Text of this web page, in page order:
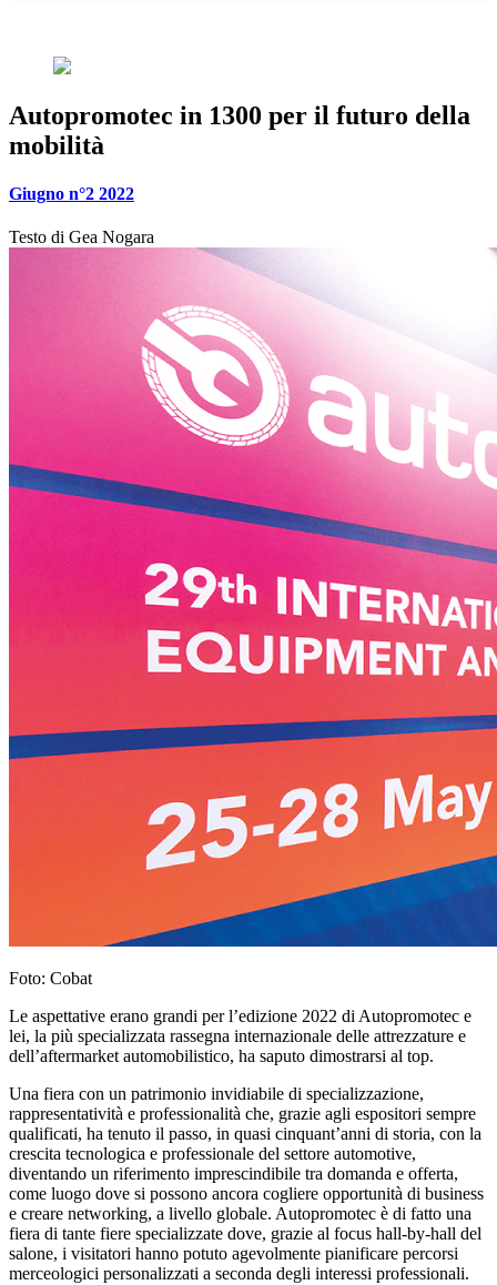
Autopromotec in 1300 per il futuro della
mobilità
Giugno n°2 2022
Testo di Gea Nogara
Foto: Cobat
Le aspettative erano grandi per l’edizione 2022 di Autopromotec e
lei, la più specializzata rassegna internazionale delle attrezzature e
dell’aftermarket automobilistico, ha saputo dimostrarsi al top.
Una fiera con un patrimonio invidiabile di specializzazione,
rappresentatività e professionalità che, grazie agli espositori sempre
qualificati, ha tenuto il passo, in quasi cinquant’anni di storia, con la
crescita tecnologica e professionale del settore automotive,
diventando un riferimento imprescindibile tra domanda e offerta,
come luogo dove si possono ancora cogliere opportunità di business
e creare networking, a livello globale. Autopromotec è di fatto una
fiera di tante fiere specializzate dove, grazie al focus hall-by-hall del
salone, i visitatori hanno potuto agevolmente pianificare percorsi
merceologici personalizzati a seconda degli interessi professionali.